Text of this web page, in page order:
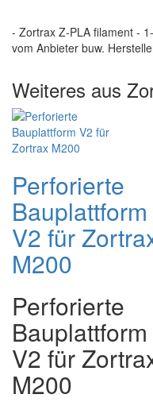
- Zortrax Z-PLA filament -
vom Anbieter buw.
Weiteres aus
Perforierte
Bauplattform
V2 für
M200
Perforierte
Bauplattform
V2 für
M200